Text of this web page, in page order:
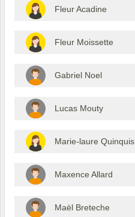
Fleur Acadine
Fleur Moissette
Gabriel Noel
Lucas Mouty
Marie-laure Quinquis
Maxence Allard
Maël Breteche